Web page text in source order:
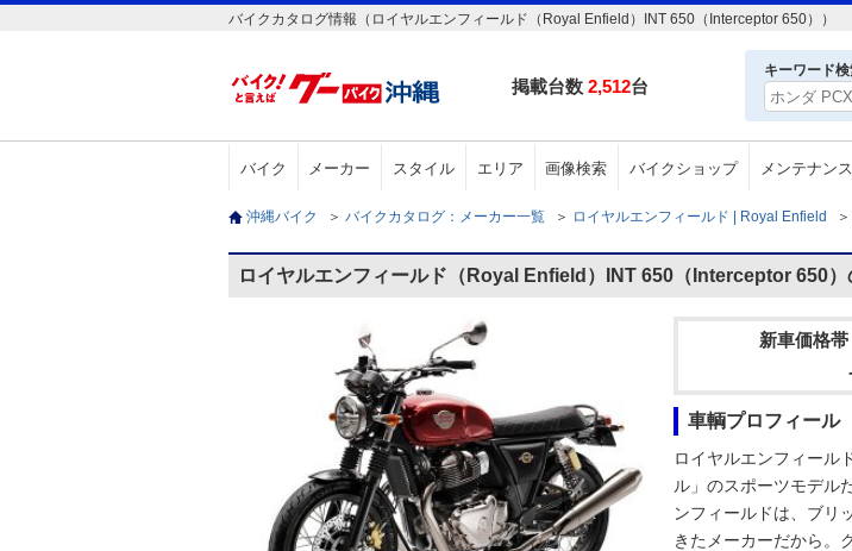
バイクカタログ情報（ロイヤルエンフィールド（Royal Enfield）INT 650（Interceptor 650））
掲載台数 2,512台
キーワード
バイク メーカー スタイル エリア 画像検索 バイクショップ メンテナンス
沖縄バイク ＞ バイクカタログ：メーカー一覧 ＞ ロイヤルエンフィールド | Royal Enfield ＞
ロイヤルエンフィールド（Royal Enfield）INT 650（Interceptor 650）
新車価格帯
車輌プロフィール
ロイヤルエンフィール
ル」のスポーツモデル
ンフィールドは、ブリ
きたメーカーだから。